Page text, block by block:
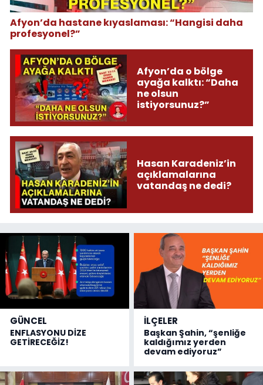
Afyon’da hastane kıyaslaması: “Hangisi daha
profesyonel?”
Afyon’da o bölge
ayağa kalktı: “Daha
ne olsun
istiyorsunuz?”
Hasan Karadeniz’in
açıklamalarına
vatandaş ne dedi?
GÜNCEL
ENFLASYONU DİZE
GETİRECEĞİZ!
İLÇELER
Başkan Şahin, “şenliğe
kaldığımız yerden
devam ediyoruz”